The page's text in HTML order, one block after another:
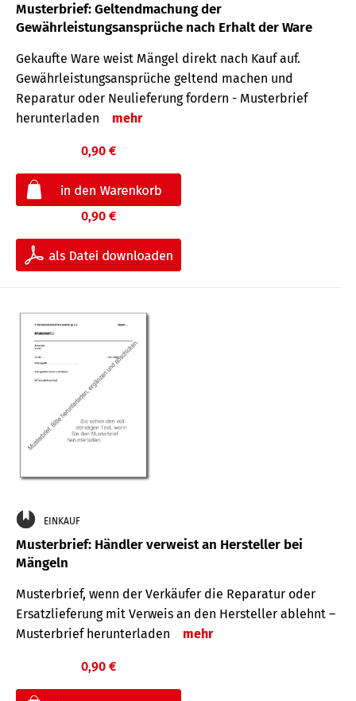
Musterbrief: Geltendmachung der
Gewährleistungsansprüche nach Erhalt der Ware
Gekaufte Ware weist Mängel direkt nach Kauf auf.
Gewährleistungsansprüche geltend machen und
Reparatur oder Neulieferung fordern - Musterbrief
herunterladen
mehr
0,90 €
0,90 €
EINKAUF
Musterbrief: Händler verweist an Hersteller bei
Mängeln
Musterbrief, wenn der Verkäufer die Reparatur oder
Ersatzlieferung mit Verweis an den Hersteller ablehnt –
Musterbrief herunterladen
mehr
0,90 €